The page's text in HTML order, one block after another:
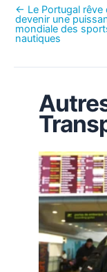
← Le Portugal rêve
devenir une
mondiale des
nautiques